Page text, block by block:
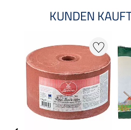
KUNDEN